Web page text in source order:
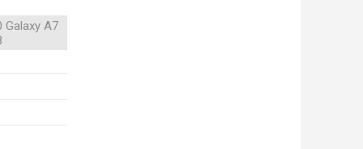
Galaxy A7